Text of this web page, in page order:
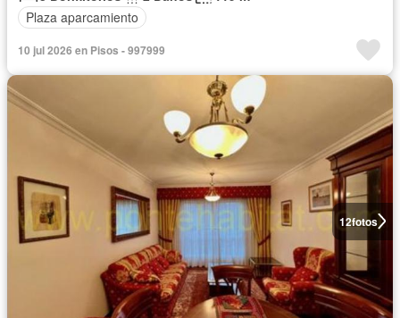
Plaza aparcamiento
10 jul 2026 en Pisos - 997999
12fotos